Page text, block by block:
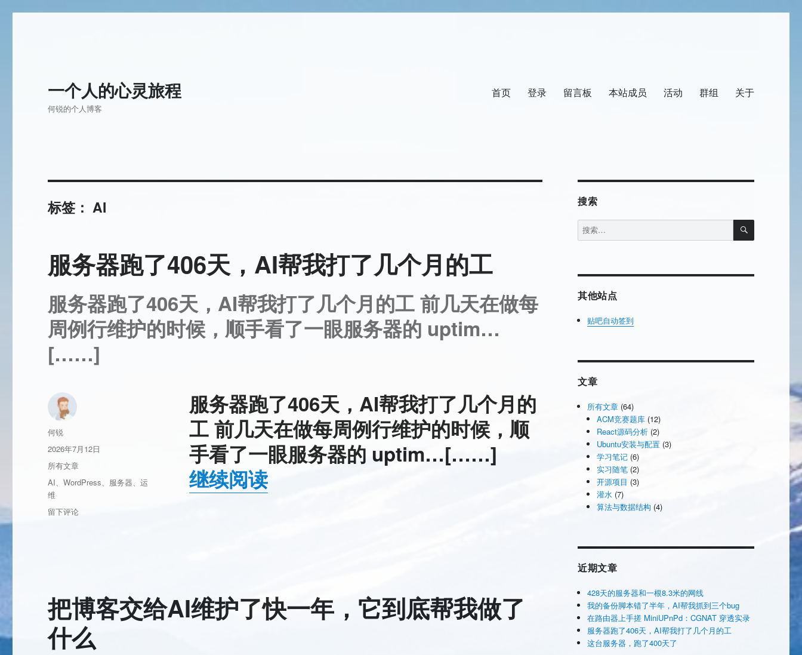
一个人的心灵旅程
何锐的个人博客
首页 登录 留言板 本站成员 活动 群组 关于
标签：AI
服务器跑了406天，AI帮我打了几个月的工
服务器跑了406天，AI帮我打了几个月的工 前几天在做每
周例行维护的时候，顺手看了一眼服务器的 uptim…
[……]
服务器跑了406天，AI帮我打了几个月的
工 前几天在做每周例行维护的时候，顺
手看了一眼服务器的 uptim…[……]
继续阅读
作
者
何锐
发
布
于
2026年7月12日
分
类
所有文章
标
签
AI、WordPress、 服务器、运
维
于
天，
AI
帮
我
打
留下评论
把博客交给AI维护了快一年，它到底帮我做了
什么
搜索
搜
索：
搜
其他站点
贴吧自动签到
文章
所有文章 (64)
ACM竞赛题库 (12)
React源码分析 (2)
Ubuntu安装与配置 (3)
学习笔记 (6)
实习随笔 (2)
开源项目 (3)
灌水 (7)
算法与数据结构 (4)
近期文章
428天的服务器和一根8.3米的网线
我的备份脚本错了半年，AI帮我抓到三个bug
在路由器上手搓 MiniUPnPd：CGNAT 穿透实录
服务器跑了406天，AI帮我打了几个月的工
这台服务器，跑了400天了